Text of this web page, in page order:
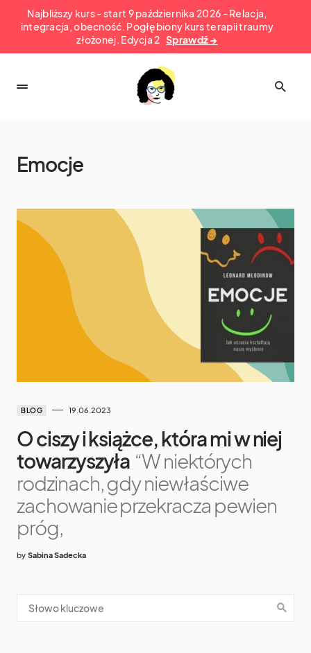
Najbliższy kurs - start 9 października 2026 - Relacja,
integracja, obecność. Pogłębiony kurs terapii traumy
złożonej. Edycja 2 Sprawdź →
Emocje
BLOG 19.06.2023
O ciszy i książce, która mi w niej
towarzyszyła “W niektórych
rodzinach, gdy niewłaściwe
zachowanie przekracza pewien
próg,
by Sabina Sadecka